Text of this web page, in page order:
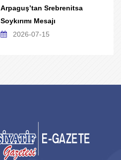
Arpaguş’tan Srebrenitsa
Soykırımı Mesajı
2026-07-15